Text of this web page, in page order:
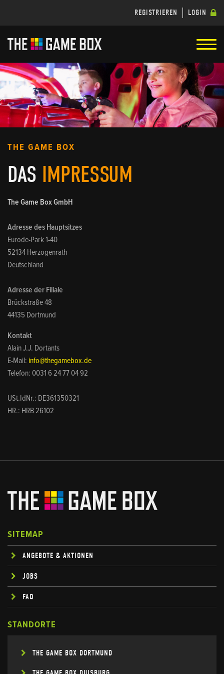
REGISTRIEREN LOGIN
THE GAME BOX
DAS IMPRESSUM
The Game Box GmbH
Adresse des Hauptsitzes
Eurode-Park 1-40
52134 Herzogenrath
Deutschland
Adresse der Filiale
Brückstraße 48
44135 Dortmund
Kontakt
Alain J.J. Dortants
E-Mail: info@thegamebox.de
Telefon: 0031 6 24 77 04 92
USt.IdNr.: DE361350321
HR.: HRB 26102
SITEMAP
ANGEBOTE & AKTIONEN
JOBS
FAQ
STANDORTE
THE GAME BOX DORTMUND